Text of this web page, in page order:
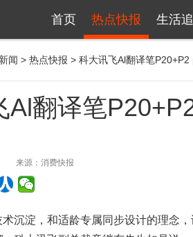
首页 热点快报 生活
闻 > 热点快报 > 科大讯飞Al翻译笔
Al翻译笔
来源： 消费快报
淀，和适龄专属同步设计的理念，